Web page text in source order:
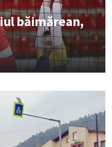
băimărean,